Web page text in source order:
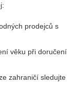
prodejců s
věku při doručení
zahraničí sledujte